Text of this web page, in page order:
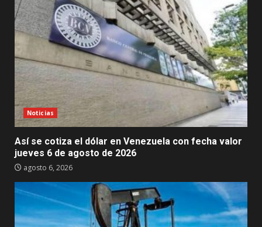
Noticias
Así se cotiza el dólar en Venezuela con fecha valor
jueves 6 de agosto de 2026
agosto 6, 2026